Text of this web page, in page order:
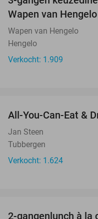
Wapen van Hengelo
Wapen van Hengelo
Hengelo
Verkocht: 1.909
All-You-Can-Eat &
Jan Steen
Tubbergen
Verkocht: 1.624
2-gangenlunch à la